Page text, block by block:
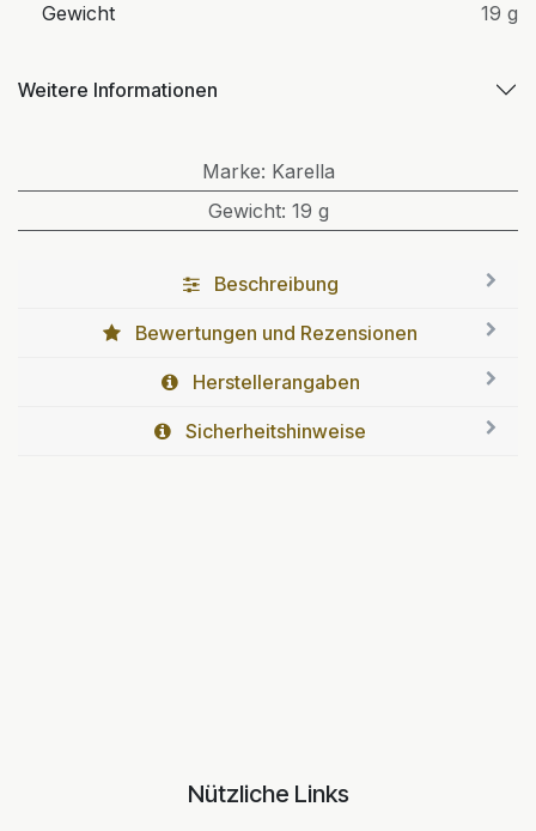
Gewicht 19 g
Weitere Informationen
Marke: Karella
Gewicht: 19 g
Beschreibung
Bewertungen und Rezensionen
Herstellerangaben
Sicherheitshinweise
Nützliche Links